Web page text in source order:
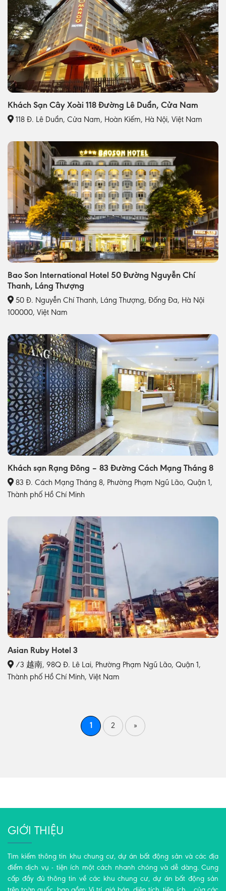
Khách Sạn Cây Xoài 118 Đường Lê Duẩn, Cửa Nam
118 Đ. Lê Duẩn, Cửa Nam, Hoàn Kiếm, Hà Nội, Việt Nam
Bao Son International Hotel 50 Đường Nguyễn Chí
Thanh, Láng Thượng
50 Đ. Nguyễn Chí Thanh, Láng Thượng, Đống Đa, Hà Nội
100000, Việt Nam
Khách sạn Rạng Đông – 83 Đường Cách Mạng Tháng 8
83 Đ. Cách Mạng Tháng 8, Phường Phạm Ngũ Lão, Quận 1,
Thành phố Hồ Chí Minh
Asian Ruby Hotel 3
/3 越南, 98Q Đ. Lê Lai, Phường Phạm Ngũ Lão, Quận 1,
Thành phố Hồ Chí Minh, Việt Nam
1 2 »
GIỚI THIỆU
Tìm kiếm thông tin khu chung cư, dự án bất động sản và các địa
điểm dịch vụ - tiện ích một cách nhanh chóng và dễ dàng. Cung
cấp đầy đủ thông tin về các khu chung cư, dự án bất động sản